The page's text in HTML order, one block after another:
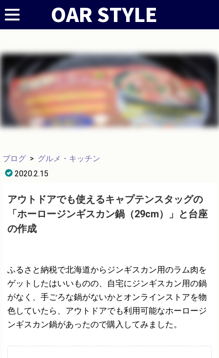
ブログ > グルメ・キッチン
2020.2.15
アウトドアでも使えるキャプテンスタッグの
「ホーロージンギスカン鍋（29cm）」と台座
の作成
ふるさと納税で北海道からジンギスカン用のラム肉を
ゲットしたはいいものの、自宅にジンギスカン用の鍋
がなく、手ごろな鍋がないかとオンラインストアを物
色していたら、アウトドアでも利用可能なホーロージ
ンギスカン鍋があったので購入してみました。